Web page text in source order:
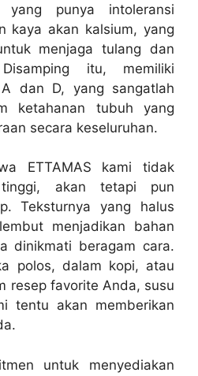
punya intoleransi
kaya akan kalsium, yang
menjaga tulang dan
itu, memiliki
dan D, yang sangatlah
ketahanan tubuh yang
secara keseluruhan.
ETTAMAS kami tidak
akan tetapi pun
Teksturnya yang halus
menjadikan bahan
dinikmati beragam cara.
polos, dalam kopi, atau
resep favorite Anda, susu
tentu akan memberikan
untuk menyediakan